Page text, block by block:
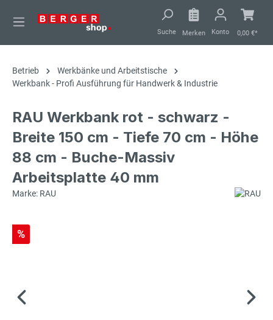
springen
Suche Merken Konto 0,00 €*
Betrieb
Werkbänke und Arbeitstische
Werkbank - Profi Ausführung für Handwerk & Industrie
RAU Werkbank rot - schwarz -
Breite 150 cm - Tiefe 70 cm - Höhe
88 cm - Buche-Massiv
Arbeitsplatte 40 mm
Marke: RAU
%